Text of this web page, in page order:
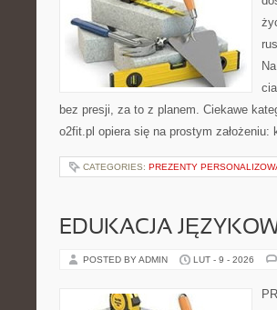
bez presji, za to z planem. Ciekawe
o2fit.pl opiera się na prostym
CATEGORIES: PREZENTY
EDUKACJA
POSTED BY ADMIN LUT - 9 - 2026